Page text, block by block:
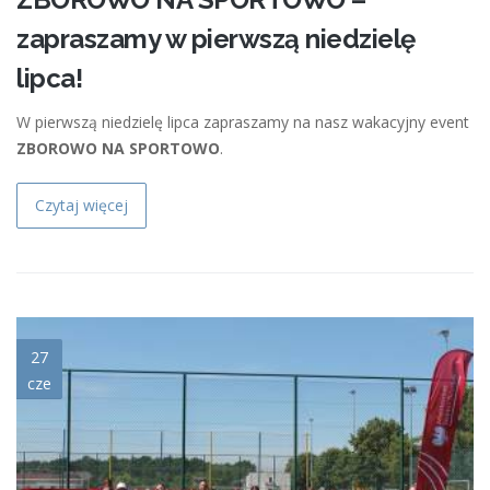
zapraszamy w pierwszą niedzielę
lipca!
W pierwszą niedzielę lipca zapraszamy na nasz wakacyjny event
ZBOROWO NA SPORTOWO.
Czytaj więcej
27
cze
mini.jpg